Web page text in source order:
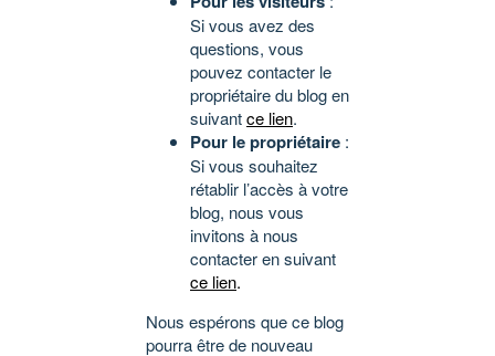
Si vous avez des
questions, vous
pouvez contacter le
propriétaire du blog en
suivantce lien.
Pour le propriétaire :
Si vous souhaitez
rétablir l’accès à votre
blog, nous vous
invitons à nous
contacter en suivant
ce lien.
Nous espérons que ce blog
pourra être de nouveau